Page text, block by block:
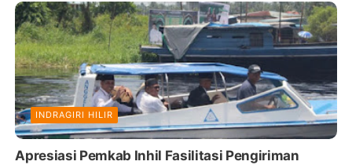
INDRAGIRI HILIR
Apresiasi Pemkab Inhil Fasilitasi Pengiriman